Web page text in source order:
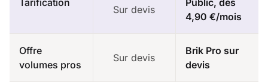
Tarification
Sur devis
Public, dès
4,90 €/mois
Offre
volumes pros
Sur devis
Brik Pro sur
devis